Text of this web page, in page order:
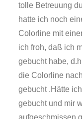
tolle Betreuung
hatte ich noch
Colorline mit
ich froh, daß ich
gebucht habe,
die Colorline
gebucht .Hätte
gebucht und mir
aufgeschmissen